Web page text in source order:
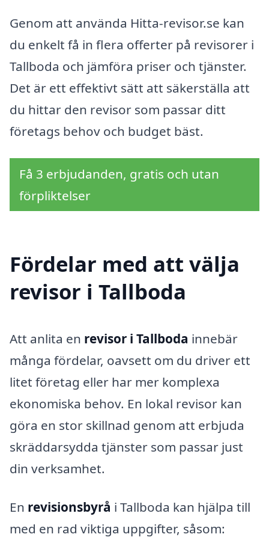
Genom att använda Hitta-revisor.se kan
du enkelt få in flera offerter på revisorer i
Tallboda och jämföra priser och tjänster.
Det är ett effektivt sätt att säkerställa att
du hittar den revisor som passar ditt
företags behov och budget bäst.
Få 3 erbjudanden, gratis och utan
förpliktelser
Fördelar med att välja
revisor i Tallboda
Att anlita en revisor i Tallboda innebär
många fördelar, oavsett om du driver ett
litet företag eller har mer komplexa
ekonomiska behov. En lokal revisor kan
göra en stor skillnad genom att erbjuda
skräddarsydda tjänster som passar just
din verksamhet.
En revisionsbyrå i Tallboda kan hjälpa till
med en rad viktiga uppgifter, såsom: